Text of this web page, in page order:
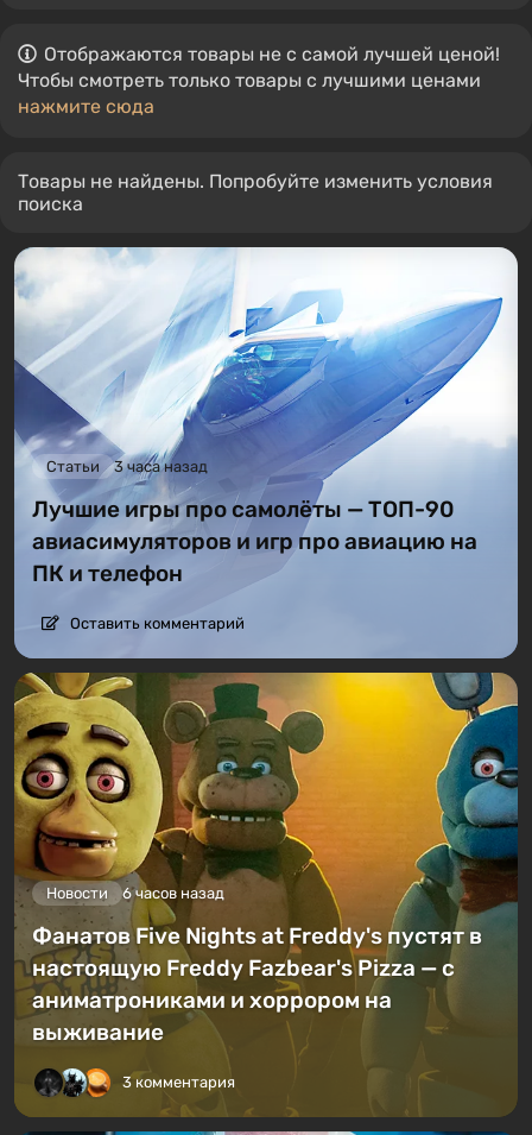
Отображаются товары не с самой лучшей ценой!
Чтобы смотреть только товары с лучшими ценами
нажмите сюда
Товары не найдены. Попробуйте изменить условия
поиска
Статьи 3 часа назад
Лучшие игры про самолёты — ТОП-90
авиасимуляторов и игр про авиацию на
ПК и телефон
Оставить комментарий
Новости 6 часов назад
Фанатов Five Nights at Freddy's пустят в
настоящую Freddy Fazbear's Pizza — с
аниматрониками и хоррором на
выживание
3 комментария